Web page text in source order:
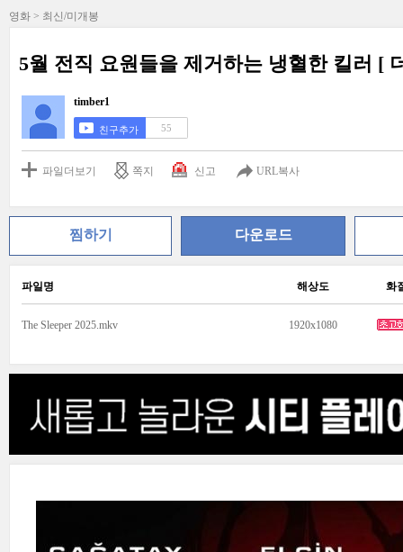
영화 > 최신/미개봉
5월 전직 요원들을 제거하는 냉혈한 킬러 [
timber1
친구추가 55
파일더보기 쪽지 신고 URL복사
찜하기 다운로드
파일명 해상도 화
The Sleeper 2025.mkv 1920x1080